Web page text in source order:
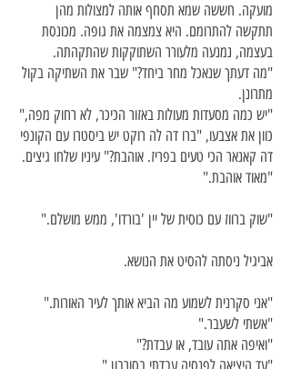
מועקה. חששה שמא תסחף אותה למצולות מהן
תתקשה להתרומם. היא צמצמה את גופה. מכונסת
בעצמה, נמנעה מלעורר השתוקקות שהתקהתה.
"מה דעתך שנאכל מחר ביחד?" שבר את השתיקה בקול
מתרונן.
"יש כמה מסעדות מעולות באזור הכיכר, לא רחוק מפה,"
כוון את אצבעו, "ברו דה לה רוקט יש ביסטרו עם הקונפי
דה קאנאר הכי טעים בפריז. אוהבת?" עיניו שלחו גיצים.
"מאוד אוהבת."
"שוק ברווז עם כוסית של יין 'בורדו', ממש מושלם."
אביגיל ניסתה להסיט את הנושא.
"אני סקרנית לשמוע מה הביא אותך לעיר האורות."
"אשתי לשעבר."
"ואיפה אתה עובד, או עבדת?"